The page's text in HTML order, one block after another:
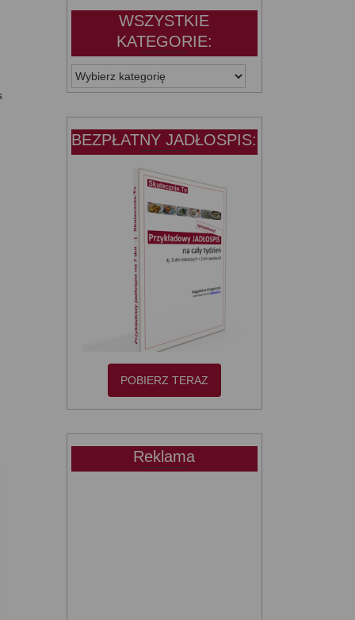
WSZYSTKIE
KATEGORIE:
WSZYSTKIE
KATEGORIE:
BEZPŁATNY JADŁOSPIS:
POBIERZ TERAZ
Reklama